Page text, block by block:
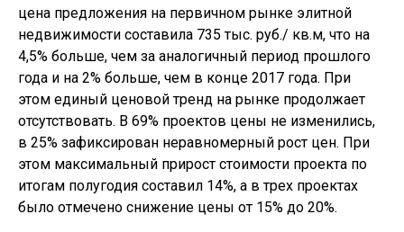
цена предложения на первичном рынке элитной
недвижимости составила 735 тыс. руб./ кв.м, что на
4,5% больше, чем за аналогичный период прошлого
года и на 2% больше, чем в конце 2017 года. При
этом единый ценовой тренд на рынке продолжает
отсутствовать. В 69% проектов цены не изменились,
в 25% зафиксирован неравномерный рост цен. При
этом максимальный прирост стоимости проекта по
итогам полугодия составил 14%, а в трех проектах
было отмечено снижение цены от 15% до 20%.